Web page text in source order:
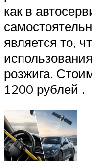
как в
является то,
розжига.
1200 рублей .